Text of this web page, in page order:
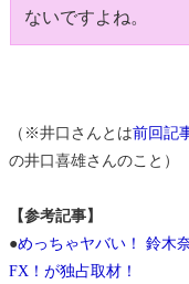
ないですよね。
（※井口さんとは前回記
の井口喜雄さんのこと）
【参考記事】
●めっちゃヤバい！ 鈴木
FX！が独占取材！